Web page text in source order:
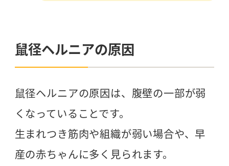
鼠径ヘルニアの原因
鼠径ヘルニアの原因は、腹壁の一部が弱
くなっていることです。
生まれつき筋肉や組織が弱い場合や、早
産の赤ちゃんに多く見られます。